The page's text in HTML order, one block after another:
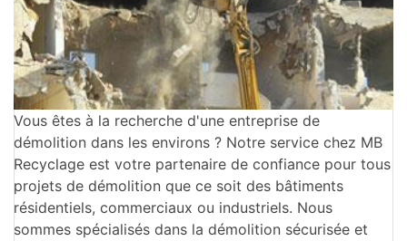
Vous êtes à la recherche d'une entreprise de
démolition dans les environs ? Notre service chez MB
Recyclage est votre partenaire de confiance pour tous
projets de démolition que ce soit des bâtiments
résidentiels, commerciaux ou industriels. Nous
sommes spécialisés dans la démolition sécurisée et